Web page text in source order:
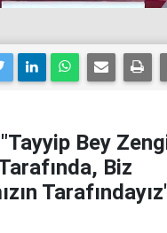
Bey
Biz